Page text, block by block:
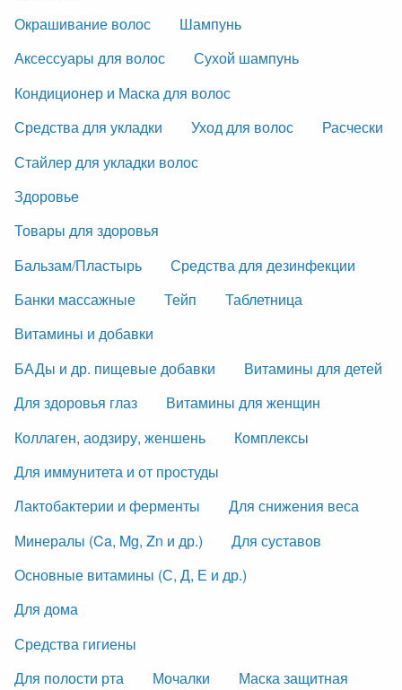
Окрашивание волос
Шампунь
Аксессуары для волос
Сухой шампунь
Кондиционер и Маска для волос
Средства для укладки
Уход для волос
Расчески
Стайлер для укладки волос
Здоровье
Товары для здоровья
Бальзам/Пластырь
Средства для дезинфекции
Банки массажные
Тейп
Таблетница
Витамины и добавки
БАДы и др. пищевые добавки
Витамины для детей
Для здоровья глаз
Витамины для женщин
Коллаген, аодзиру, женшень
Комплексы
Для иммунитета и от простуды
Лактобактерии и ферменты
Для снижения веса
Минералы (Ca, Mg, Zn и др.)
Для суставов
Основные витамины (С, Д, Е и др.)
Для дома
Средства гигиены
Для полости рта
Мочалки
Маска защитная